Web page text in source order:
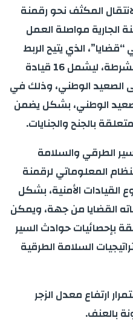
المكثف نحو رقمنة
الجارية مواصلة العمل
الذي يتيح الربط
المعلوماتي بين مختلف دوائر الشرطة، ليشمل 16 قيادة
22 قيادة على الصعيد الوطني، وذلك في
الوطني، بشكل يضمن
بالجنح والجنايات.
الطرقي والسلامة
المعلوماتي لرقمنة
الأمنية، بشكل
القضايا من جهة، ويمكن
بإحصائيات حوادث السير
السلامة الطرقية
ارتفاع معدل الزجر
بالعنف.